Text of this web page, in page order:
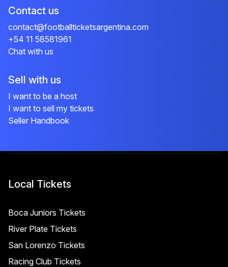
Contact us
contact@footballticketsargentina.com
+54 11 58581961
Chat with us
Sell with us
I want to be a host
I want to sell my tickets
Seller Handbook
Local Tickets
Boca Juniors Tickets
River Plate Tickets
San Lorenzo Tickets
Racing Club Tickets